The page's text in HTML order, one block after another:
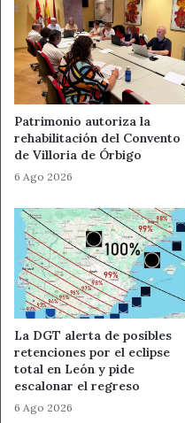
– 2º premio (II)Premio
diploma acreditativo
con el título‘Bioeconomía’.
– 3er premio (I). Premio
de la Fuente y diploma
Espíritu Santo 1º ESO,
– 3er premio (II)Premio
de la Fuente y diploma
de los Judíos 5º, con el
Ahora León
Patrimonio autoriza la
rehabilitación del Convento
de Villoria de Órbigo
6 Ago 2026
La DGT alerta de posibles
retenciones por el eclipse
total en León y pide
escalonar el regreso
6 Ago 2026